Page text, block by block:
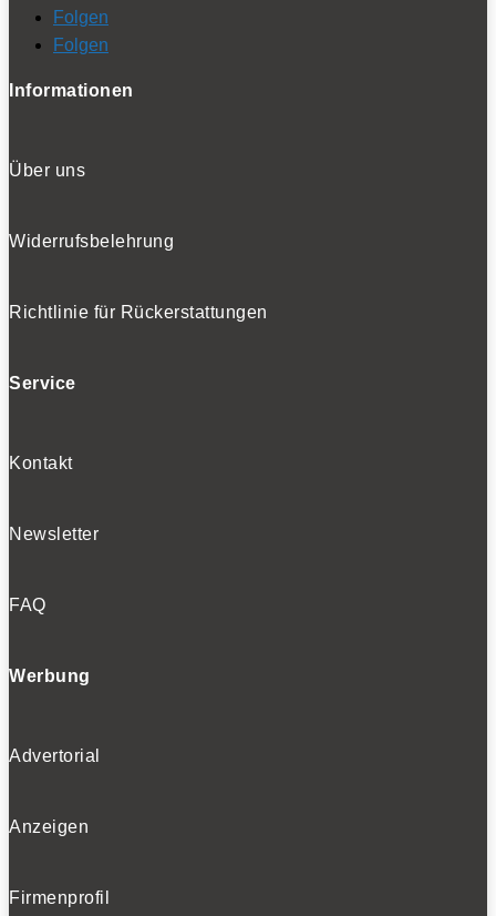
Folgen
Folgen
Informationen
Über uns
Widerrufsbelehrung
Richtlinie für Rückerstattungen
Service
Kontakt
Newsletter
FAQ
Werbung
Advertorial
Anzeigen
Firmenprofil